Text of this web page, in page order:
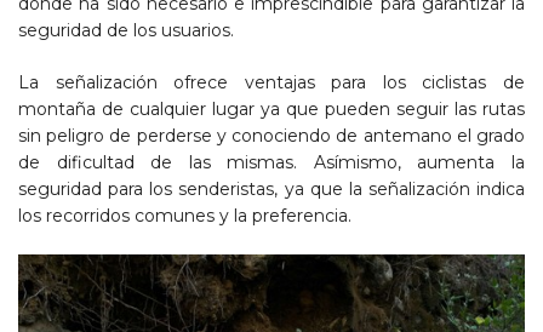
seguridad de los usuarios.
La señalización ofrece ventajas para los ciclistas de
montaña de cualquier lugar ya que pueden seguir las rutas
sin peligro de perderse y conociendo de antemano el grado
de dificultad de las mismas. Asímismo, aumenta la
seguridad para los senderistas, ya que la señalización indica
los recorridos comunes y la preferencia.